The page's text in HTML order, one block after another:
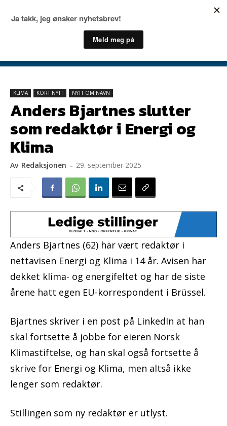
KLIMA KORT NYTT NYTT OM NAVN
Anders Bjartnes slutter
som redaktør i Energi og
Klima
Av Redaksjonen - 29. september 2025
Anders Bjartnes (62) har vært redaktør i
nettavisen Energi og Klima i 14 år. Avisen har
dekket klima- og energifeltet og har de siste
årene hatt egen EU-korrespondent i Brüssel.
Bjartnes skriver i en post på LinkedIn at han
skal fortsette å jobbe for eieren Norsk
Klimastiftelse, og han skal også fortsette å
skrive for Energi og Klima, men altså ikke
lenger som redaktør.
Stillingen som ny redaktør er utlyst.